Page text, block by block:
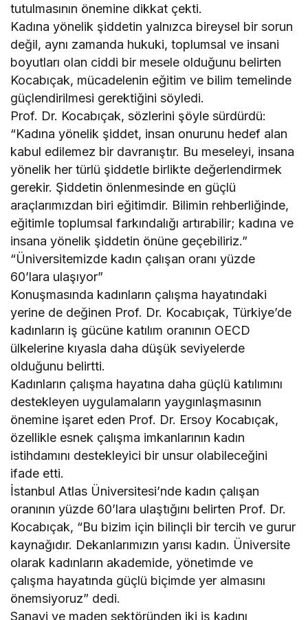
tutulmasının önemine dikkat çekti.
Kadına yönelik şiddetin yalnızca bireysel bir sorun
değil, aynı zamanda hukuki, toplumsal ve insani
boyutları olan ciddi bir mesele olduğunu belirten
Kocabıçak, mücadelenin eğitim ve bilim temelinde
güçlendirilmesi gerektiğini söyledi.
Prof. Dr. Kocabıçak, sözlerini şöyle sürdürdü:
“Kadına yönelik şiddet, insan onurunu hedef alan
kabul edilemez bir davranıştır. Bu meseleyi, insana
yönelik her türlü şiddetle birlikte değerlendirmek
gerekir. Şiddetin önlenmesinde en güçlü
araçlarımızdan biri eğitimdir. Bilimin rehberliğinde,
eğitimle toplumsal farkındalığı artırabilir; kadına ve
insana yönelik şiddetin önüne geçebiliriz.”
“Üniversitemizde kadın çalışan oranı yüzde
60’lara ulaşıyor”
Konuşmasında kadınların çalışma hayatındaki
yerine de değinen Prof. Dr. Kocabıçak, Türkiye’de
kadınların iş gücüne katılım oranının OECD
ülkelerine kıyasla daha düşük seviyelerde
olduğunu belirtti.
Kadınların çalışma hayatına daha güçlü katılımını
destekleyen uygulamaların yaygınlaşmasının
önemine işaret eden Prof. Dr. Ersoy Kocabıçak,
özellikle esnek çalışma imkanlarının kadın
istihdamını destekleyici bir unsur olabileceğini
ifade etti.
İstanbul Atlas Üniversitesi’nde kadın çalışan
oranının yüzde 60’lara ulaştığını belirten Prof. Dr.
Kocabıçak, “Bu bizim için bilinçli bir tercih ve gurur
kaynağıdır. Dekanlarımızın yarısı kadın. Üniversite
olarak kadınların akademide, yönetimde ve
çalışma hayatında güçlü biçimde yer almasını
önemsiyoruz” dedi.
Sanayi ve maden sektöründen iki iş kadını